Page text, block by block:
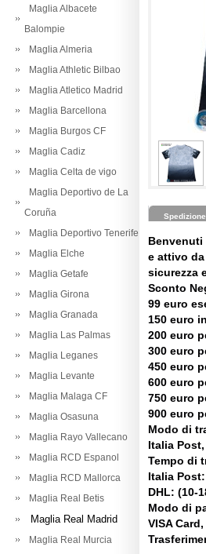
Maglia Albacete
Balompie
Maglia Almeria
Maglia Athletic Bilbao
Maglia Atletico Madrid
Maglia Barcellona
Maglia Burgos CF
Maglia Cadiz
Maglia Celta de vigo
Maglia Deportivo de La
Coruña
Maglia Deportivo Tenerife
Maglia Elche
Maglia Getafe
Maglia Girona
Maglia Granada
Maglia Las Palmas
Maglia Leganes
Maglia Levante
Maglia Malaga CF
Maglia Osasuna
Maglia Rayo Vallecano
Maglia RCD Espanol
Maglia RCD Mallorca
Maglia Real Betis
Maglia Real Madrid
Maglia Real Murcia
Spedizione
Benvenuti
e attivo
sicurezza
Sconto
99 euro
150 euro
200 euro
300 euro
450 euro
600 euro
750 euro
900 euro
Modo di
Italia Post,
Tempo di
Italia
DHL: (10-
Modo di
VISA